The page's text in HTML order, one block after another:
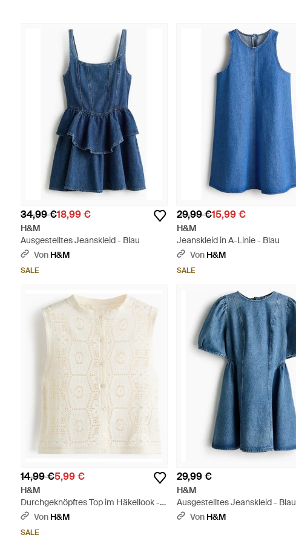
34,99 €18,99 €
H&M
Ausgestelltes Jeanskleid - Blau
Von H&M
SALE
29,99 €15,99 €
H&M
Jeanskleid in A-Linie - Blau
Von H&M
SALE
14,99 €5,99 €
H&M
Durchgeknöpftes Top im Häkellook -
WeißVon H&M
SALE
29,99 €
H&M
Ausgestelltes Jeanskleid - Blau
Von H&M